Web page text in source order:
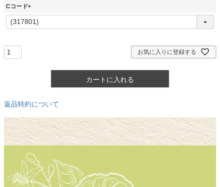
須
Cコード
(
必
お気に入りに登録する
カートに入れる
返品特約について